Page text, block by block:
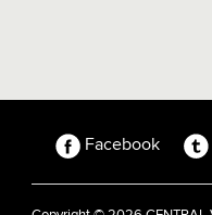
Facebook